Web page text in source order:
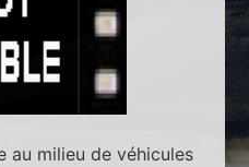
au milieu de véhicules